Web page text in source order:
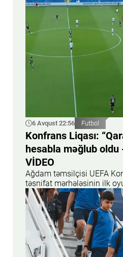
6 Avqust 22:56 Futbol
Konfrans Liqası:
hesabla məğlub oldu
VİDEO
Ağdam təmsilçisi UEFA
təsnifat mərhələsinin ilk